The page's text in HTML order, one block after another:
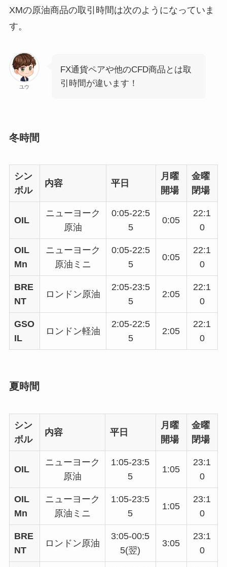
XMの原油商品の取引時間は次のようになっていま
す。
ユウ
FX通貨ペアや他のCFD商品とは取
引時間が違います！
冬時間
シン
ボル
内容 平日
月曜
開場
金曜
閉場
OIL
ニューヨーク
原油
0:05-22:5
5
0:05
22:1
0
OIL
Mn
ニューヨーク
原油ミニ
0:05-22:5
5
0:05
22:1
0
BRE
NT
ロンドン原油
2:05-23:5
5
2:05
22:1
0
GSO
IL
ロンドン軽油
2:05-22:5
5
2:05
22:1
0
夏時間
シン
ボル
内容 平日
月曜
開場
金曜
閉場
OIL
ニューヨーク
原油
1:05-23:5
5
1:05
23:1
0
OIL
Mn
ニューヨーク
原油ミニ
1:05-23:5
5
1:05
23:1
0
BRE
NT
ロンドン原油
3:05-00:5
5(翌)
3:05
23:1
0